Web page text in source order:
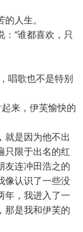
人生。
“谁都喜欢，只
唱歌也不是特别
来，伊芙愉快的
是因为他不出
只限于出名的红
友连冲田浩之的
像认识了一些没
年，我进入了一
那是我和伊芙的